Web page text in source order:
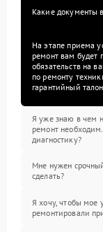
Какие документы
На этапе приема
ремонт вам будет
обязательств на
по ремонту
гарантийный
Я уже знаю в чем
ремонт
диагностику?
Мне нужен
сделать?
Я хочу, чтобы мое
ремонтировали